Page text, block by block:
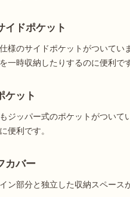
イドポケット
様のサイドポケットがついてい
一時収納したりするのに便利で
ケット
ジッパー式のポケットがつい
便利です。
カバー
ン部分と独立した収納スペース